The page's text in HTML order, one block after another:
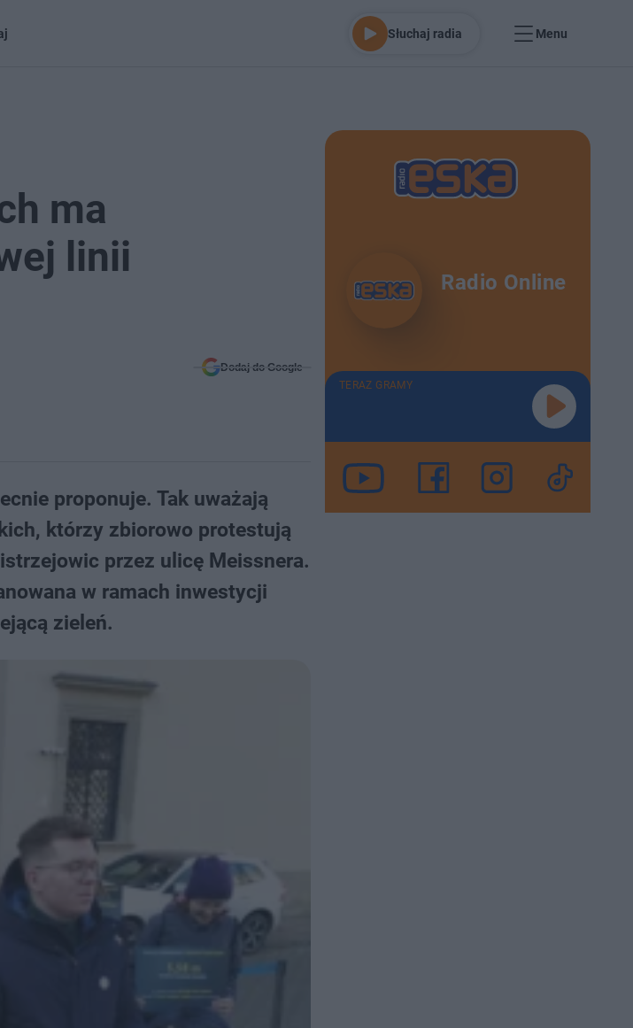
Słuchaj radia Menu
ma
linii
Dodaj do Google
proponuje. Tak uważają
którzy zbiorowo protestują
przez ulicę Meissnera.
w ramach inwestycji
zieleń.
Radio Online
TERAZ GRAMY